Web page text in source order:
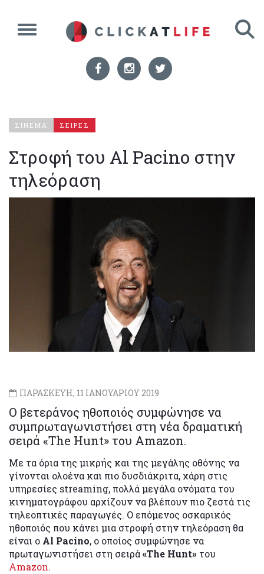
ΣΙΝΕΜΑ ΣΕΙΡΕΣ
Στροφή του Al Pacino στην
τηλεόραση
ΠΑΡΑΣΚΕΥΗ, 11 ΙΑΝΟΥΑΡΙΟΥ 2019
Ο βετεράνος ηθοποιός συμφώνησε να
συμπρωταγωνιστήσει στη νέα δραματική
σειρά «The Hunt» του Amazon.
Με τα όρια της μικρής και της μεγάλης οθόνης να
γίνονται ολοένα και πιο δυσδιάκριτα, χάρη στις
υπηρεσίες streaming, πολλά μεγάλα ονόματα του
κινηματογράφου αρχίζουν να βλέπουν πιο ζεστά τις
τηλεοπτικές παραγωγές. Ο επόμενος οσκαρικός
ηθοποιός που κάνει μια στροφή στην τηλεόραση θα
είναι ο Al Pacino, ο οποίος συμφώνησε να
πρωταγωνιστήσει στη σειρά«The Hunt» του
Amazon.